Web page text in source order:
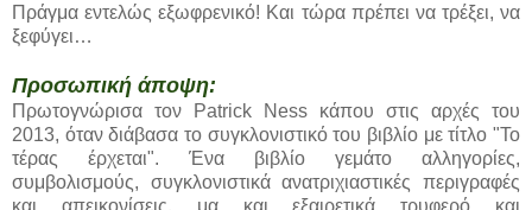
Πράγμα εντελώς εξωφρενικό! Και τώρα πρέπει να τρέξει, να
ξεφύγει…
Προσωπική άποψη:
Πρωτογνώρισα τον Patrick Ness κάπου στις αρχές του
2013, όταν διάβασα το συγκλονιστικό του βιβλίο με τίτλο "Το
τέρας έρχεται". Ένα βιβλίο γεμάτο αλληγορίες,
συμβολισμούς, συγκλονιστικά ανατριχιαστικές περιγραφές
και απεικονίσεις, μα και εξαιρετικά τρυφερό και